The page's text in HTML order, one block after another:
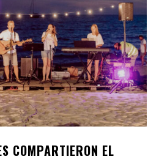
COMPARTIERON EL